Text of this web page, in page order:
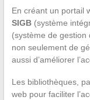
En créant un portail
SIGB(système
(système de gestion
non seulement de
aussi d’améliorer
Les bibliothèques,
web pour faciliter